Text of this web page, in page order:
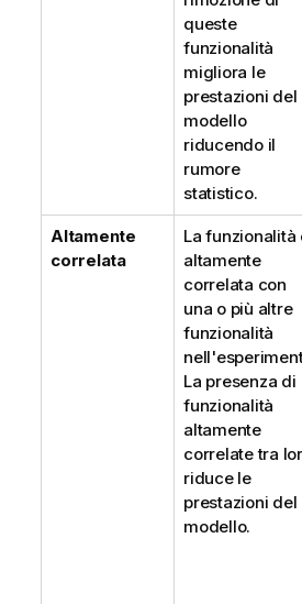
queste
funzionalità
migliora le
prestazioni del
modello
riducendo il
rumore
statistico.
Altamente
correlata
La funzionalità
altamente
correlata con
una o più altre
funzionalità
La presenza di
funzionalità
altamente
correlate tra
riduce le
prestazioni del
modello.